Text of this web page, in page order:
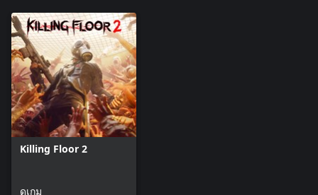
Killing Floor 2
ดูเกม